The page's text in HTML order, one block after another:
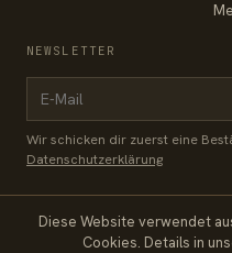
NEWSLETTER
Wir schicken dir zuerst eine
Datenschutzerklärung
© 2026 Zeichenfabrik
Diese Website verwendet
Cookies. Details in